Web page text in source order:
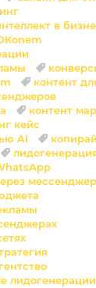
в
контент
контент
кейс
AI
лидогенерации